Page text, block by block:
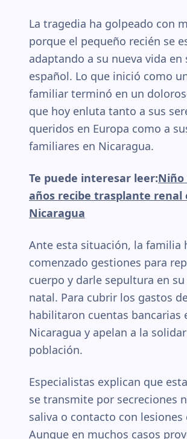
La tragedia ha golpeado con
porque el pequeño recién se
adaptando a su nueva vida en
español. Lo que inició como
familiar terminó en un
que hoy enluta tanto a sus
queridos en Europa como a
familiares en Nicaragua.
Te puede interesar leer:Niño
años recibe trasplante renal
Nicaragua
Ante esta situación, la familia
comenzado gestiones para
cuerpo y darle sepultura en
natal. Para cubrir los gastos
habilitaron cuentas bancarias
Nicaragua y apelan a la
población.
Especialistas explican que
se transmite por secreciones
saliva o contacto con lesiones
Aunque en muchos casos